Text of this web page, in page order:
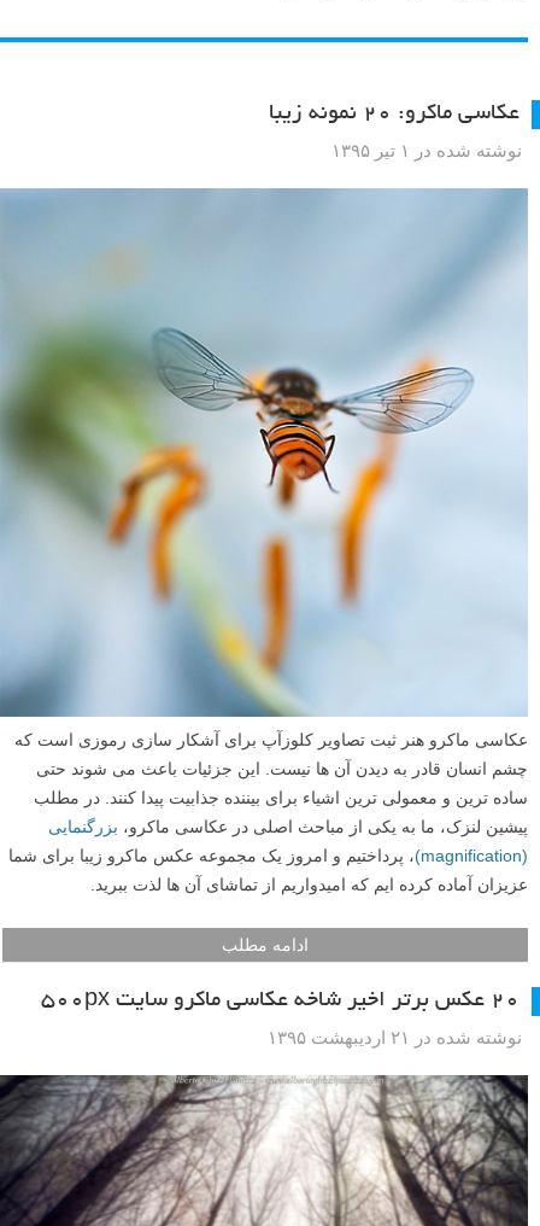
عکاسی ماکرو: ۲۰ نمونه زیبا
نوشته شده در ۱ تیر ۱۳۹۵
عکاسی ماکرو هنر ثبت تصاویر کلوزآپ برای آشکار سازی رموزی است که
چشم انسان قادر به دیدن آن ها نیست. این جزئیات باعث می شوند حتی
ساده ترین و معمولی ترین اشیاء برای بیننده جذابیت پیدا کنند. در مطلب
پیشین لنزک، ما به یکی از مباحث اصلی در عکاسی ماکرو، بزرگنمایی
(magnification)
، پرداختیم و امروز یک مجموعه عکس ماکرو زیبا برای شما
عزیزان آماده کرده ایم که امیدواریم از تماشای آن ها لذت ببرید.
ادامه مطلب
۲۰ عکس برتر اخیر شاخه عکاسی ماکرو سایت ۵۰۰px
نوشته شده در ۲۱ اردیبهشت ۱۳۹۵